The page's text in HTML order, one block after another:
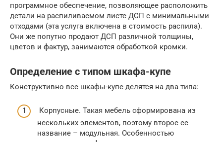
программное обеспечение, позволяющее расположить
детали на распиливаемом листе ДСП с минимальными
отходами (эта услуга включена в стоимость распила).
Они же попутно продают ДСП различной толщины,
цветов и фактур, занимаются обработкой кромки.
Определение с типом шкафа-купе
Конструктивно все шкафы-купе делятся на два типа:
Корпусные. Такая мебель сформирована из
нескольких элементов, поэтому второе ее
название – модульная. Особенностью